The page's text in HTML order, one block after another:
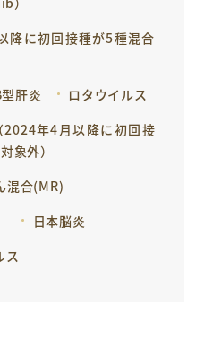
降に初回接種が5種混合
型肝炎
ロタウイルス
年4月以降に初回接
象外）
混合(MR)
日本脳炎
ス